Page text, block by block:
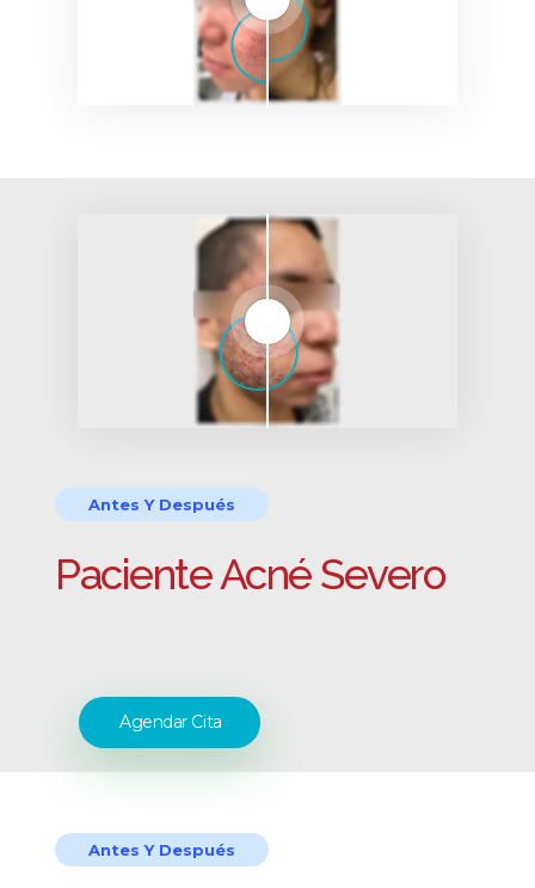
Antes Y Después
Paciente Acné Severo
Agendar Cita
Antes Y Después